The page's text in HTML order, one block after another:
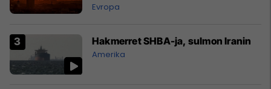
Evropa
Hakmerret SHBA-ja, sulmon Iranin
Amerika